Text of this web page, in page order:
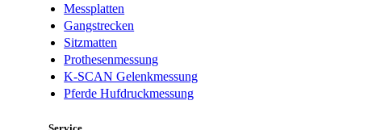
Messplatten
Gangstrecken
Sitzmatten
Prothesenmessung
K-SCAN Gelenkmessung
Pferde Hufdruckmessung